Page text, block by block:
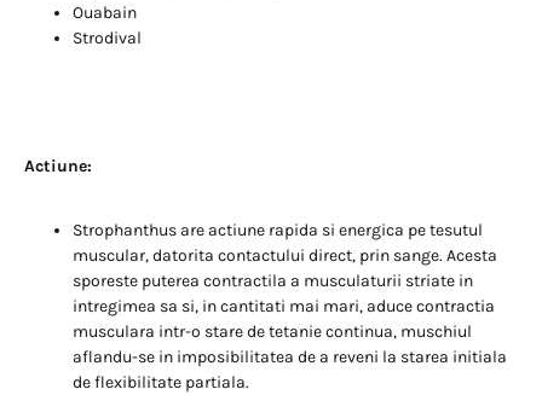
Ouabain
Strodival
Actiune:
Strophanthus are actiune rapida si energica pe tesutul
muscular, datorita contactului direct, prin sange. Acesta
sporeste puterea contractila a musculaturii striate in
intregimea sa si, in cantitati mai mari, aduce contractia
musculara intr-o stare de tetanie continua, muschiul
aflandu-se in imposibilitatea de a reveni la starea initiala
de flexibilitate partiala.